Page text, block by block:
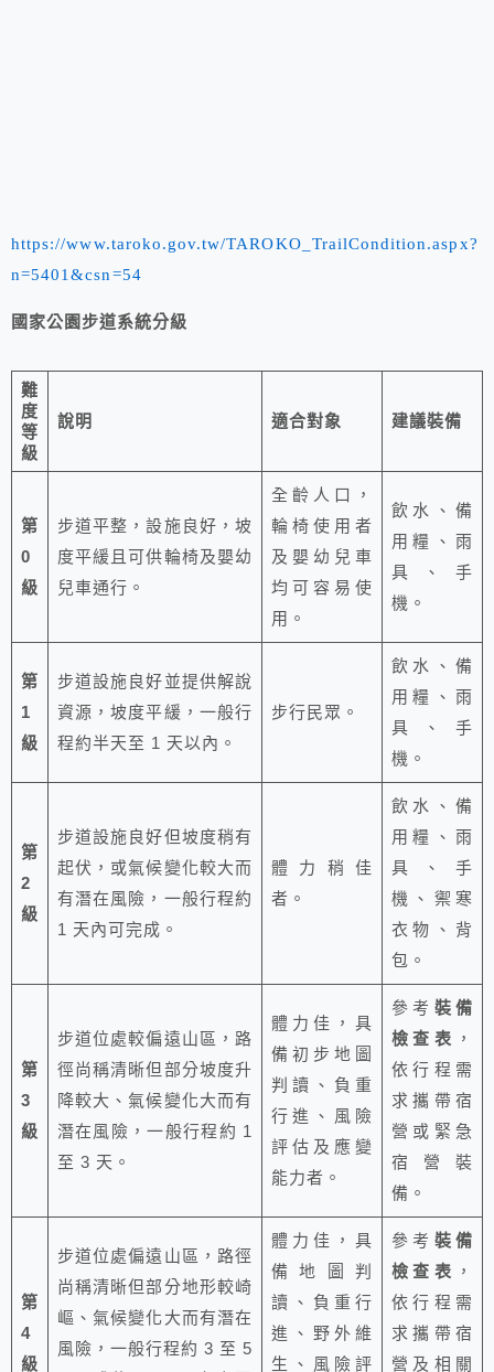
https://www.taroko.gov.tw/TAROKO_TrailCondition.aspx?
n=5401&csn=54
國家公園步道系統分級
難
度
等
級
說明 適合對象 建議裝備
第
0
級
步道平整，設施良好，坡
度平緩且可供輪椅及嬰幼
兒車通行。
全齡人口，
輪椅使用者
及嬰幼兒車
均可容易使
用。
飲水、備
用糧、雨
具、手
機。
第
1
級
步道設施良好並提供解說
資源，坡度平緩，一般行
程約半天至 1 天以內。
步行民眾。
飲水、備
用糧、雨
具、手
機。
第
2
級
步道設施良好但坡度稍有
起伏，或氣候變化較大而
有潛在風險，一般行程約
1 天內可完成。
體力稍佳
者。
飲水、備
用糧、雨
具、手
機、禦寒
衣物、背
包。
第
3
級
步道位處較偏遠山區，路
徑尚稱清晰但部分坡度升
降較大、氣候變化大而有
潛在風險，一般行程約 1
至 3 天。
體力佳，具
備初步地圖
判讀、負重
行進、風險
評估及應變
能力者。
參考 裝備
檢查表 ，
依行程需
求攜帶宿
營或緊急
宿營裝
備。
第
4
級
步道位處偏遠山區，路徑
尚稱清晰但部分地形較崎
嶇、氣候變化大而有潛在
風險，一般行程約 3 至 5
體力佳，具
備地圖判
讀、負重行
進、野外維
生、風險評
參考 裝備
檢查表 ，
依行程需
求攜帶宿
營及相關